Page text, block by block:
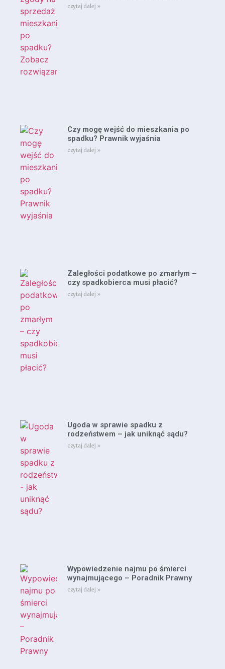
czytaj dalej »
Czy mogę wejść do mieszkania po
spadku? Prawnik wyjaśnia
czytaj dalej »
Zaległości podatkowe po zmarłym –
czy spadkobierca musi płacić?
czytaj dalej »
Ugoda w sprawie spadku z
rodzeństwem – jak uniknąć sądu?
czytaj dalej »
Wypowiedzenie najmu po śmierci
wynajmującego – Poradnik Prawny
czytaj dalej »